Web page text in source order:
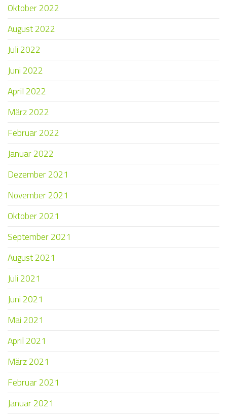
Oktober 2022
August 2022
Juli 2022
Juni 2022
April 2022
März 2022
Februar 2022
Januar 2022
Dezember 2021
November 2021
Oktober 2021
September 2021
August 2021
Juli 2021
Juni 2021
Mai 2021
April 2021
März 2021
Februar 2021
Januar 2021